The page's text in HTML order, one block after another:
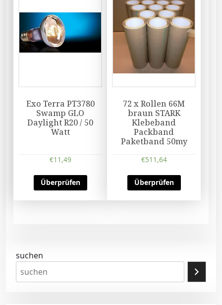
Exo Terra PT3780
Swamp GLO
Daylight R20 / 50
Watt
€11,49
Überprüfen
72 x Rollen 66M
braun STARK
Klebeband
Packband
Paketband 50my
€511,64
Überprüfen
suchen